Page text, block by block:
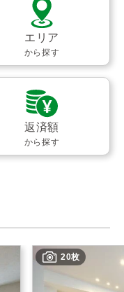
エリア
から探す
返済額
から探す
20枚